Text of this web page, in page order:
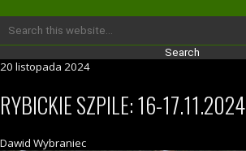
20 listopada 2024
RYBICKIE SZPILE: 16-17.11.2024
Dawid Wybraniec